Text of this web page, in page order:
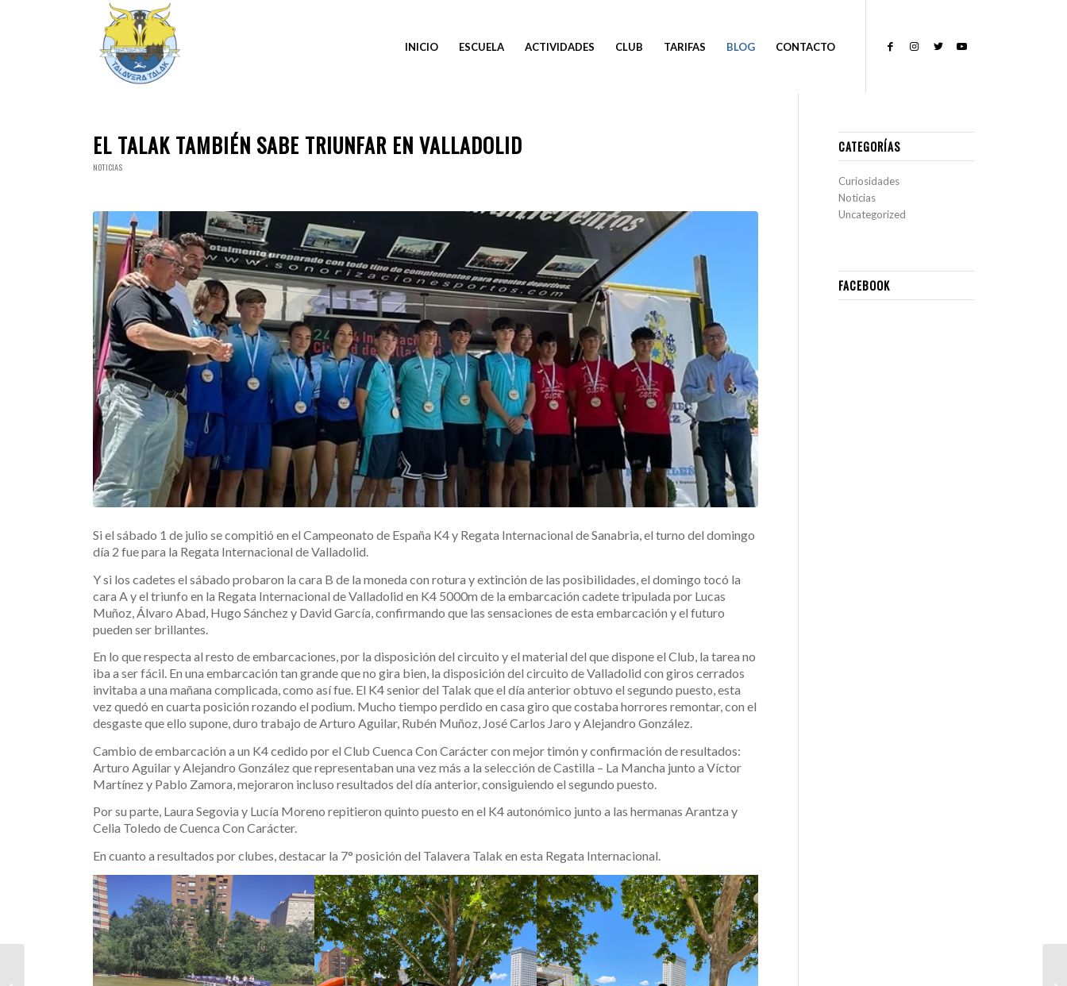
INICIO ESCUELA ACTIVIDADES CLUB TARIFAS BLOG CONTACTO
EL TALAK TAMBIÉN SABE TRIUNFAR EN VALLADOLID
NOTICIAS
Si el sábado 1 de julio se compitió en el Campeonato de España K4 y Regata Internacional de Sanabria, el turno del domingo
día 2 fue para la Regata Internacional de Valladolid.
Y si los cadetes el sábado probaron la cara B de la moneda con rotura y extinción de las posibilidades, el domingo tocó la
cara A y el triunfo en la Regata Internacional de Valladolid en K4 5000m de la embarcación cadete tripulada por Lucas
Muñoz, Álvaro Abad, Hugo Sánchez y David García, confirmando que las sensaciones de esta embarcación y el futuro
pueden ser brillantes.
En lo que respecta al resto de embarcaciones, por la disposición del circuito y el material del que dispone el Club, la tarea no
iba a ser fácil. En una embarcación tan grande que no gira bien, la disposición del circuito de Valladolid con giros cerrados
invitaba a una mañana complicada, como así fue. El K4 senior del Talak que el día anterior obtuvo el segundo puesto, esta
vez quedó en cuarta posición rozando el podium. Mucho tiempo perdido en casa giro que costaba horrores remontar, con el
desgaste que ello supone, duro trabajo de Arturo Aguilar, Rubén Muñoz, José Carlos Jaro y Alejandro González.
Cambio de embarcación a un K4 cedido por el Club Cuenca Con Carácter con mejor timón y confirmación de resultados:
Arturo Aguilar y Alejandro González que representaban una vez más a la selección de Castilla – La Mancha junto a Víctor
Martínez y Pablo Zamora, mejoraron incluso resultados del día anterior, consiguiendo el segundo puesto.
Por su parte, Laura Segovia y Lucía Moreno repitieron quinto puesto en el K4 autonómico junto a las hermanas Arantza y
Celia Toledo de Cuenca Con Carácter.
En cuanto a resultados por clubes, destacar la 7° posición del Talavera Talak en esta Regata Internacional.
CATEGORÍAS
Curiosidades
Noticias
Uncategorized
FACEBOOK
CAMPEONATO DE